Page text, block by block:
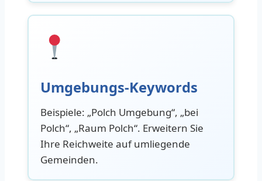
Umgebungs-Keywords
Beispiele: „Polch Umgebung“, „bei
Polch“, „Raum Polch“. Erweitern Sie
Ihre Reichweite auf umliegende
Gemeinden.